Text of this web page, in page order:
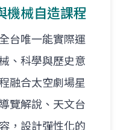
機械自造課程
台唯一能實際運
、科學與歷史意
融合太空劇場星
覽解說、天文台
，設計彈性化的